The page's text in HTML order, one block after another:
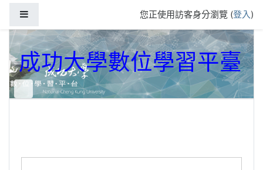
您正使用訪客身分瀏覽 (登入)
成功大學數位學習平臺